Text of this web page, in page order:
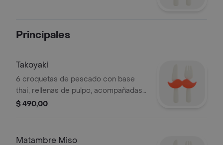
Principales
Takoyaki
6 croquetas de pescado con base
thai, rellenas de pulpo, acompañadas
de coleslaw y arroz de sushi.
$ 490,00
Matambre Miso